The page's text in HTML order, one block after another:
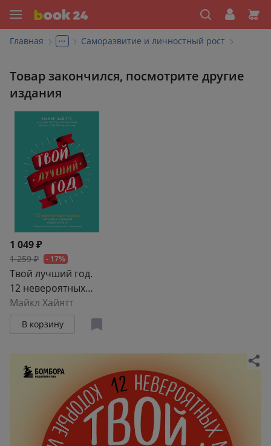
Главная ... Саморазвитие и личностный рост
Товар закончился, посмотрите другие
издания
1 049 ₽
1 259 ₽ - 17%
Твой лучший год.
12 невероятных
месяцев, которые
изменят вашу
жизнь
Майкл Хайятт
В корзину